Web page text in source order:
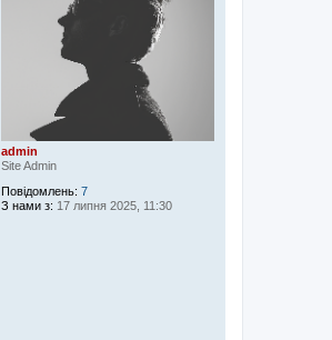
admin
Site Admin
Повідомлень: 7
З нами з: 17 липня 2025, 11:30